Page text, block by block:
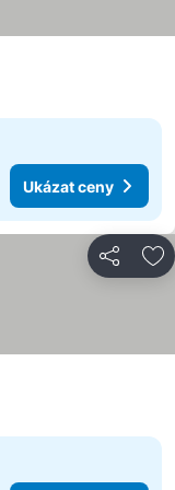
Ukázat ceny
Sdílet